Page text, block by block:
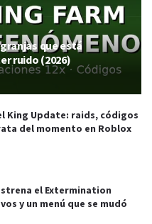
que está
ruido (2026)
King Update: raids, códigos
del momento en Roblox
el Extermination
y un menú que se mudó